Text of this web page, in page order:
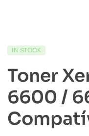
IN STOCK
Toner
6600 /